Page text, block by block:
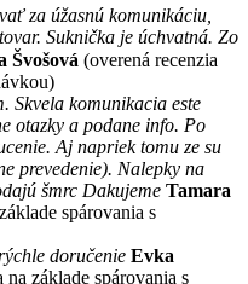
za úžasnú komunikáciu,
Suknička je úchvatná. Zo
Švošová (overená recenzia
Skvela komunikacia este
otazky a podane info. Po
Aj napriek tomu ze su
prevedenie). Nalepky na
šmrc Dakujeme Tamara
spárovania s
doručenie Evka
na základe spárovania s